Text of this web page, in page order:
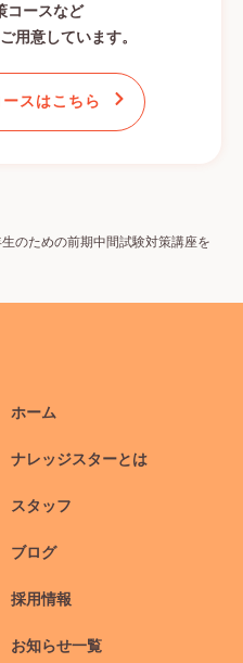
コースなど
用意しています。
スはこちら
生のための前期中間試験対策講座を
ホーム
ナレッジスターとは
スタッフ
ブログ
採用情報
お知らせ一覧